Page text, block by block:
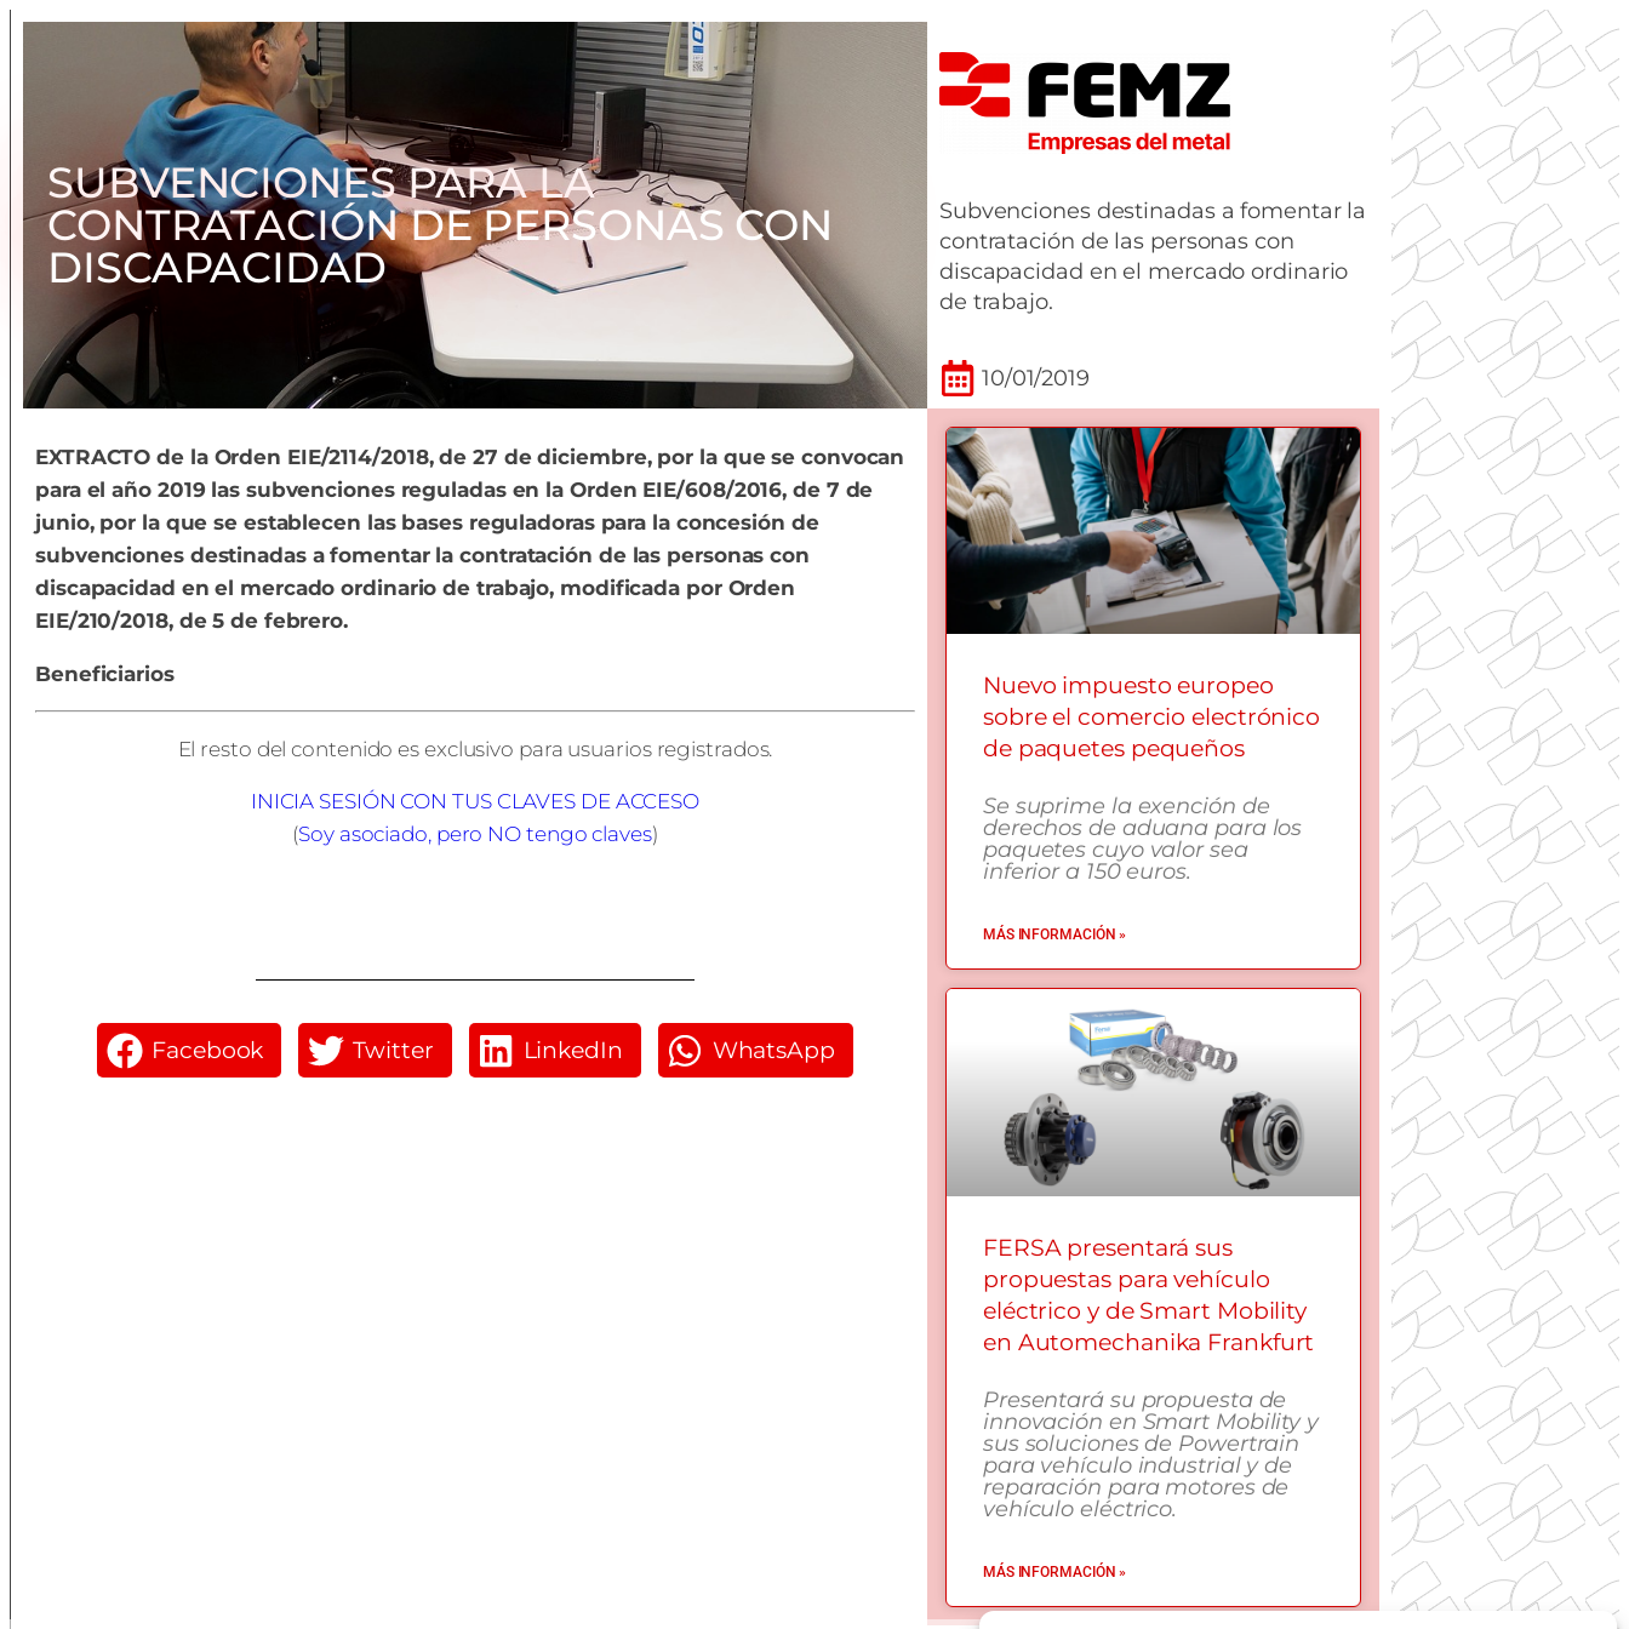
SUBVENCIONES PARA LA
CONTRATACIÓN DE PERSONAS CON
DISCAPACIDAD
Subvenciones destinadas a fomentar la
contratación de las personas con
discapacidad en el mercado ordinario
de trabajo.
10/01/2019
EXTRACTO de la Orden EIE/2114/2018, de 27 de diciembre, por la que se convocan
para el año 2019 las subvenciones reguladas en la Orden EIE/608/2016, de 7 de
junio, por la que se establecen las bases reguladoras para la concesión de
subvenciones destinadas a fomentar la contratación de las personas con
discapacidad en el mercado ordinario de trabajo, modificada por Orden
EIE/210/2018, de 5 de febrero.
Beneficiarios
El resto del contenido es exclusivo para usuarios registrados.
INICIA SESIÓN CON TUS CLAVES DE ACCESO
(Soy asociado, pero NO tengo claves)
Facebook Twitter LinkedIn WhatsApp
Nuevo impuesto europeo
sobre el comercio electrónico
de paquetes pequeños
Se suprime la exención de
derechos de aduana para los
paquetes cuyo valor sea
inferior a 150 euros.
MÁS INFORMACIÓN »
FERSA presentará sus
propuestas para vehículo
eléctrico y de Smart Mobility
en Automechanika Frankfurt
Presentará su propuesta de
innovación en Smart Mobility y
sus soluciones de Powertrain
para vehículo industrial y de
reparación para motores de
vehículo eléctrico.
MÁS INFORMACIÓN »